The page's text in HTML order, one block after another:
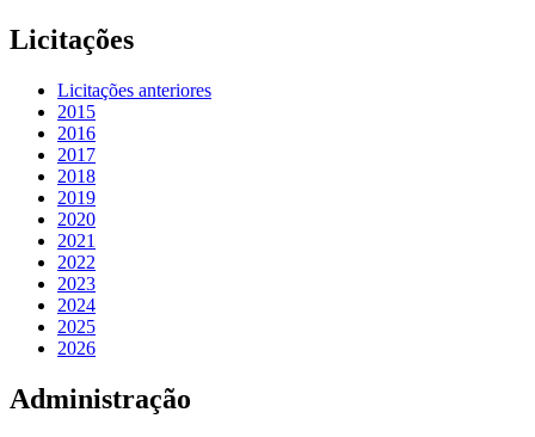
Licitações
Licitações anteriores
2015
2016
2017
2018
2019
2020
2021
2022
2023
2024
2025
2026
Administração